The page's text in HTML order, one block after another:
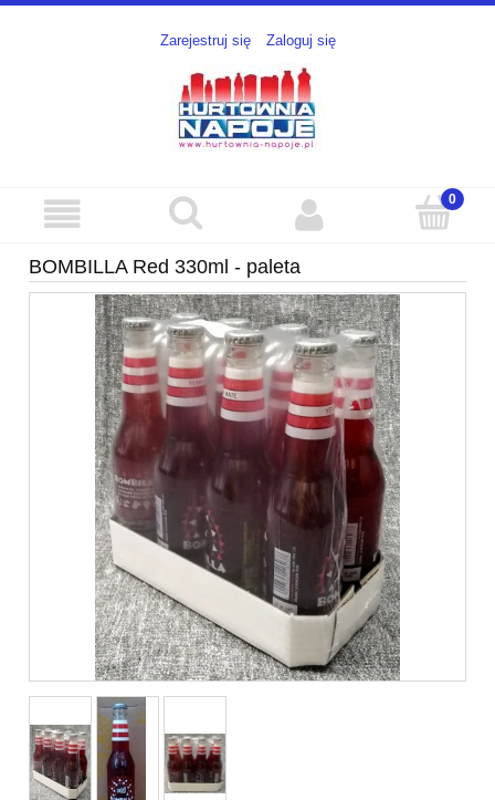
Zarejestruj się Zaloguj się
BOMBILLA Red 330ml - paleta